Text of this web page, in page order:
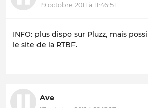
19 octobre 2011 à 11:46:51
INFO: plus dispo sur Pluzz, mais
le site de la RTBF.
Ave